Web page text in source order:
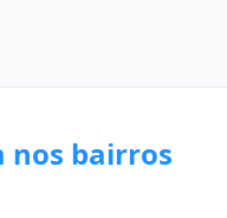
nos bairros